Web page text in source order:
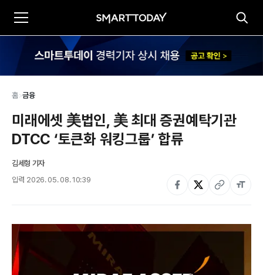
홈>금융
미래에셋 美법인, 美 최대 증권예탁기관
DTCC ‘토큰화 워킹그룹’ 합류
김세형 기자
입력 2026. 05. 08. 10:39